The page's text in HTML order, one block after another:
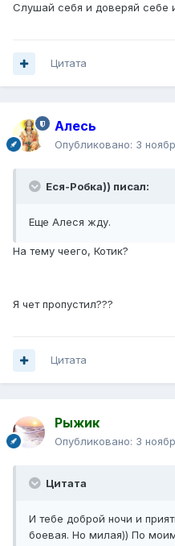
Слушай себя и доверяй себе
Цитата
Алесь
Опубликовано: 3
Еся-Робка)) писал:
Еще Алеся жду.
На тему чеего, Котик?
Я чет пропустил???
Цитата
Рыжик
Опубликовано: 3
Цитата
И тебе доброй ночи и
боевая. Но милая)) По